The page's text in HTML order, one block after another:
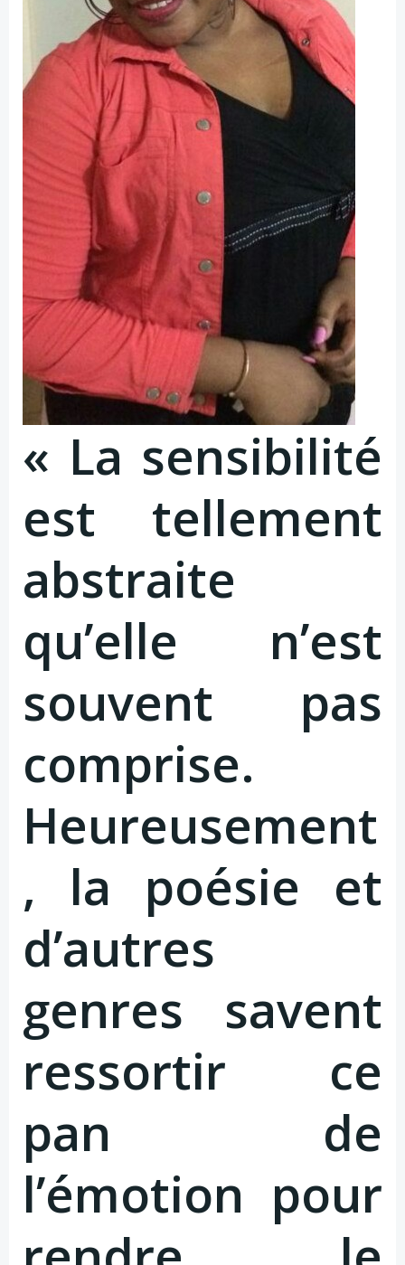
« La sensibilité
est tellement
abstraite
qu’elle n’est
souvent pas
comprise.
Heureusement
, la poésie et
d’autres
genres savent
ressortir ce
pan de
l’émotion pour